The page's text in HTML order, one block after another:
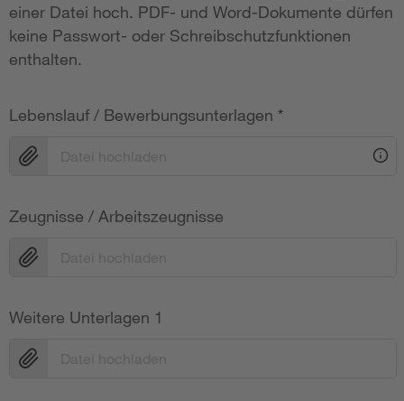
einer Datei hoch. PDF- und Word-Dokumente dürfen
keine Passwort- oder Schreibschutzfunktionen
enthalten.
Lebenslauf / Bewerbungsunterlagen *
Zeugnisse / Arbeitszeugnisse
Weitere Unterlagen 1